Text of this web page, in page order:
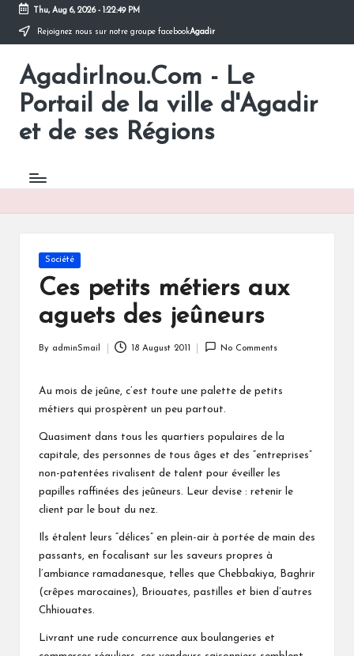
Skip
content
Thu, Aug 6, 2026- 1:22:49 PM
Rejoignez nous sur notre groupe facebookAgadir
AgadirInou.Com - Le
Portail de la ville d'Agadir
et de ses Régions
Toute
l'actualité
ville
en
un
Posted
Société
Ces petits métiers aux
aguets des jeûneurs
By adminSmail 18 August 2011 No Comments
Au mois de jeûne, c’est toute une palette de petits
métiers qui prospèrent un peu partout.
Quasiment dans tous les quartiers populaires de la
capitale, des personnes de tous âges et des “entreprises”
non-patentées rivalisent de talent pour éveiller les
papilles raffinées des jeûneurs. Leur devise : retenir le
client par le bout du nez.
Ils étalent leurs “délices” en plein-air à portée de main des
passants, en focalisant sur les saveurs propres à
l’ambiance ramadanesque, telles que Chebbakiya, Baghrir
(crêpes marocaines), Briouates, pastilles et bien d’autres
Chhiouates.
Livrant une rude concurrence aux boulangeries et